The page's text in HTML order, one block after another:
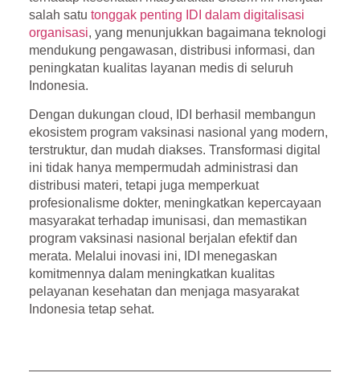
salah satu tonggak penting IDI dalam digitalisasi
organisasi, yang menunjukkan bagaimana teknologi
mendukung pengawasan, distribusi informasi, dan
peningkatan kualitas layanan medis di seluruh
Indonesia.
Dengan dukungan cloud, IDI berhasil membangun
ekosistem program vaksinasi nasional yang modern,
terstruktur, dan mudah diakses. Transformasi digital
ini tidak hanya mempermudah administrasi dan
distribusi materi, tetapi juga memperkuat
profesionalisme dokter, meningkatkan kepercayaan
masyarakat terhadap imunisasi, dan memastikan
program vaksinasi nasional berjalan efektif dan
merata. Melalui inovasi ini, IDI menegaskan
komitmennya dalam meningkatkan kualitas
pelayanan kesehatan dan menjaga masyarakat
Indonesia tetap sehat.